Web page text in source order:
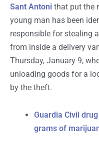
Sant Antoni that put the
young man has been
responsible for stealing
from inside a delivery
Thursday, January 9,
unloading goods for a
by the theft.
Guardia Civil
grams of